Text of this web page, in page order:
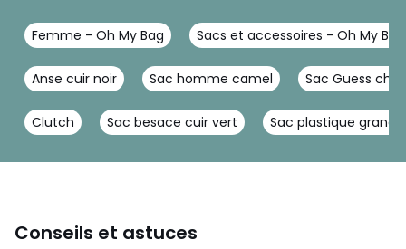
Femme - Oh My Bag Sacs et accessoires - Oh My Bag
Anse cuir noir Sac homme camel Sac Guess
Clutch Sac besace cuir vert Sac plastique
Conseils et astuces